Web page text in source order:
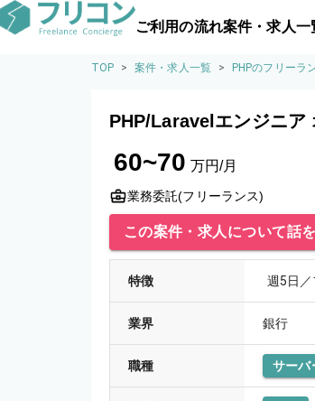
ご利用の流れ案件・求人一
TOP > 案件・求人一覧 > PHPのフリーラ
PHP/Laravelエンジニア
60~70 万円/月
業務委託(フリーランス)
この案件・求人について話
特徴 週5日
業界 銀行
職種 サーバ